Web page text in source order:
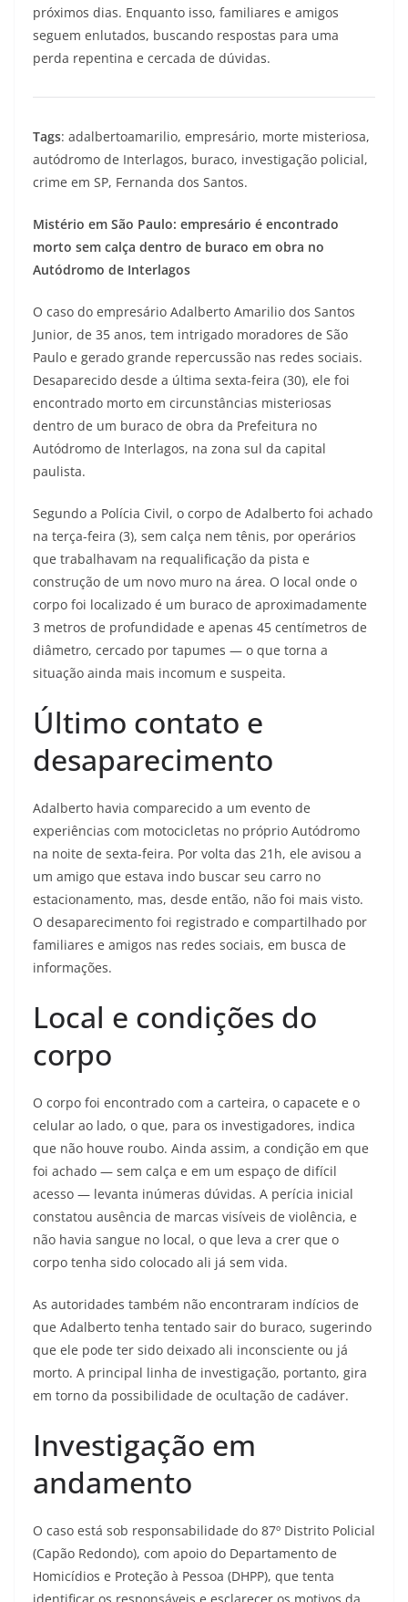
próximos dias. Enquanto isso, familiares e amigos
seguem enlutados, buscando respostas para uma
perda repentina e cercada de dúvidas.
Tags: adalbertoamarilio, empresário, morte misteriosa,
autódromo de Interlagos, buraco, investigação policial,
crime em SP, Fernanda dos Santos.
Mistério em São Paulo: empresário é encontrado
morto sem calça dentro de buraco em obra no
Autódromo de Interlagos
O caso do empresário Adalberto Amarilio dos Santos
Junior, de 35 anos, tem intrigado moradores de São
Paulo e gerado grande repercussão nas redes sociais.
Desaparecido desde a última sexta-feira (30), ele foi
encontrado morto em circunstâncias misteriosas
dentro de um buraco de obra da Prefeitura no
Autódromo de Interlagos, na zona sul da capital
paulista.
Segundo a Polícia Civil, o corpo de Adalberto foi achado
na terça-feira (3), sem calça nem tênis, por operários
que trabalhavam na requalificação da pista e
construção de um novo muro na área. O local onde o
corpo foi localizado é um buraco de aproximadamente
3 metros de profundidade e apenas 45 centímetros de
diâmetro, cercado por tapumes — o que torna a
situação ainda mais incomum e suspeita.
Último contato e
desaparecimento
Adalberto havia comparecido a um evento de
experiências com motocicletas no próprio Autódromo
na noite de sexta-feira. Por volta das 21h, ele avisou a
um amigo que estava indo buscar seu carro no
estacionamento, mas, desde então, não foi mais visto.
O desaparecimento foi registrado e compartilhado por
familiares e amigos nas redes sociais, em busca de
informações.
Local e condições do
corpo
O corpo foi encontrado com a carteira, o capacete e o
celular ao lado, o que, para os investigadores, indica
que não houve roubo. Ainda assim, a condição em que
foi achado — sem calça e em um espaço de difícil
acesso — levanta inúmeras dúvidas. A perícia inicial
constatou ausência de marcas visíveis de violência, e
não havia sangue no local, o que leva a crer que o
corpo tenha sido colocado ali já sem vida.
As autoridades também não encontraram indícios de
que Adalberto tenha tentado sair do buraco, sugerindo
que ele pode ter sido deixado ali inconsciente ou já
morto. A principal linha de investigação, portanto, gira
em torno da possibilidade de ocultação de cadáver.
Investigação em
andamento
O caso está sob responsabilidade do 87º Distrito Policial
(Capão Redondo), com apoio do Departamento de
Homicídios e Proteção à Pessoa (DHPP), que tenta